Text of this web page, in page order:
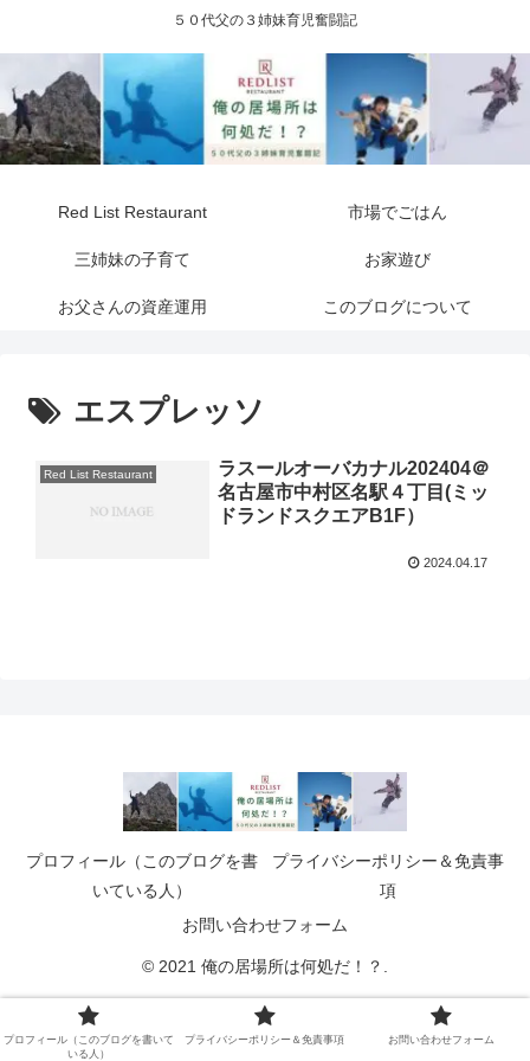
５０代父の３姉妹育児奮闘記
Red List Restaurant 市場でごはん
三姉妹の子育て お家遊び
お父さんの資産運用 このブログについて
エスプレッソ
Red List Restaurant
ラスールオーバカナル202404＠
名古屋市中村区名駅４丁目(ミッ
ドランドスクエアB1F）
2024.04.17
プロフィール（このブログを書
いている人）
プライバシーポリシー＆免責事
項
お問い合わせフォーム
© 2021 俺の居場所は何処だ！？.
プロフィール（このブログを書いて
いる人）
プライバシーポリシー＆免責事項 お問い合わせフォーム